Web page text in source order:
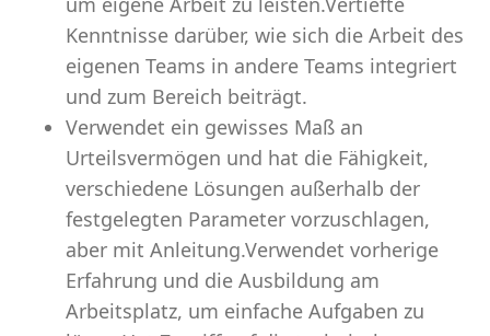
Kenntnisse darüber, wie sich die Arbeit des
eigenen Teams in andere Teams integriert
und zum Bereich beiträgt.
Verwendet ein gewisses Maß an
Urteilsvermögen und hat die Fähigkeit,
verschiedene Lösungen außerhalb der
festgelegten Parameter vorzuschlagen,
aber mit Anleitung.Verwendet vorherige
Erfahrung und die Ausbildung am
Arbeitsplatz, um einfache Aufgaben zu